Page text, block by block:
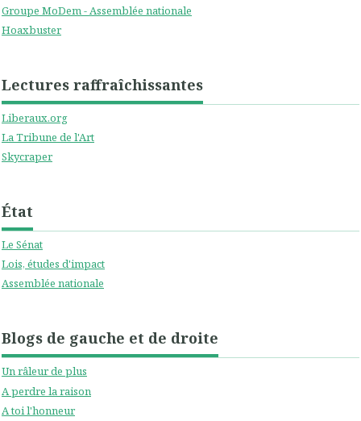
Groupe MoDem - Assemblée nationale
Hoaxbuster
Lectures raffraîchissantes
Liberaux.org
La Tribune de l'Art
Skycraper
État
Le Sénat
Lois, études d'impact
Assemblée nationale
Blogs de gauche et de droite
Un râleur de plus
A perdre la raison
A toi l'honneur